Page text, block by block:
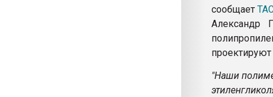
сообщает
Александр
"Наши